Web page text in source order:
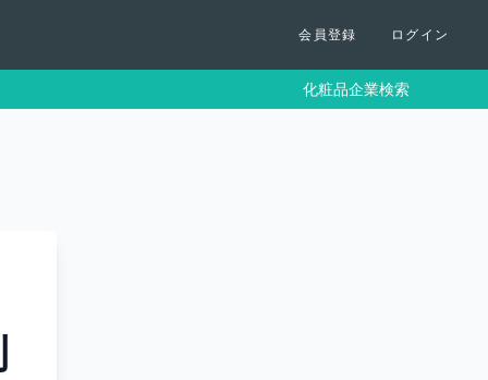
会員登録 ログイン
化粧品企業検索